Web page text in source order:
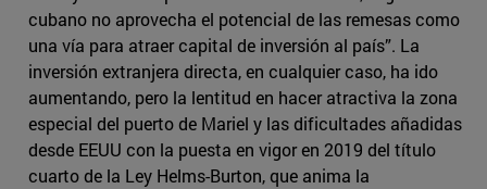
cubano no aprovecha el potencial de las remesas como
una vía para atraer capital de inversión al país”. La
inversión extranjera directa, en cualquier caso, ha ido
aumentando, pero la lentitud en hacer atractiva la zona
especial del puerto de Mariel y las dificultades añadidas
desde EEUU con la puesta en vigor en 2019 del título
cuarto de la Ley Helms-Burton, que anima la